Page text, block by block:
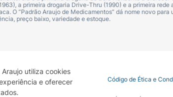
utiliza cookies
e oferecer
a primeira drogaria Drive-Thru (1990) e a primeira
O “Padrão Araujo de Medicamentos” dá nome novo
preço baixo, variedade e estoque.
da Privacidade Covid-19 Código de Ética e